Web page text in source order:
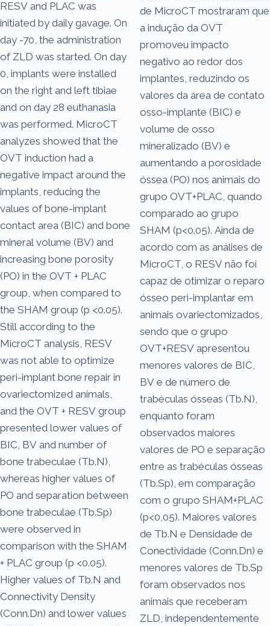
RESV and PLAC was
initiated by daily gavage. On
day -70, the administration
of ZLD was started. On day
0, implants were installed
on the right and left tibiae
and on day 28 euthanasia
was performed. MicroCT
analyzes showed that the
OVT induction had a
negative impact around the
implants, reducing the
values of bone-implant
contact area (BIC) and bone
mineral volume (BV) and
increasing bone porosity
(PO) in the OVT + PLAC
group, when compared to
the SHAM group (p <0.05).
Still according to the
MicroCT analysis, RESV
was not able to optimize
peri-implant bone repair in
ovariectomized animals,
and the OVT + RESV group
presented lower values of
BIC, BV and number of
bone trabeculae (Tb.N),
whereas higher values of
PO and separation between
bone trabeculae (Tb.Sp)
were observed in
comparison with the SHAM
+ PLAC group (p <0.05).
Higher values of Tb.N and
Connectivity Density
(Conn.Dn) and lower values
de MicroCT mostraram que
a indução da OVT
promoveu impacto
negativo ao redor dos
implantes, reduzindo os
valores da área de contato
osso-implante (BIC) e
volume de osso
mineralizado (BV) e
aumentando a porosidade
óssea (PO) nos animais do
grupo OVT+PLAC, quando
comparado ao grupo
SHAM (p<0.05). Ainda de
acordo com as análises de
MicroCT, o RESV não foi
capaz de otimizar o reparo
ósseo peri-implantar em
animais ovariectomizados,
sendo que o grupo
OVT+RESV apresentou
menores valores de BIC,
BV e de número de
trabéculas ósseas (Tb.N),
enquanto foram
observados maiores
valores de PO e separação
entre as trabéculas ósseas
(Tb.Sp), em comparação
com o grupo SHAM+PLAC
(p<0,05). Maiores valores
de Tb.N e Densidade de
Conectividade (Conn.Dn) e
menores valores de Tb.Sp
foram observados nos
animais que receberam
ZLD, independentemente